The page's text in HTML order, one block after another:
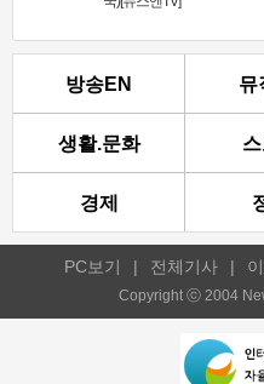
방송EN 뮤
생활.문화
경제
PC보기 | 전체기사 |
Copyright ⓒ 2004